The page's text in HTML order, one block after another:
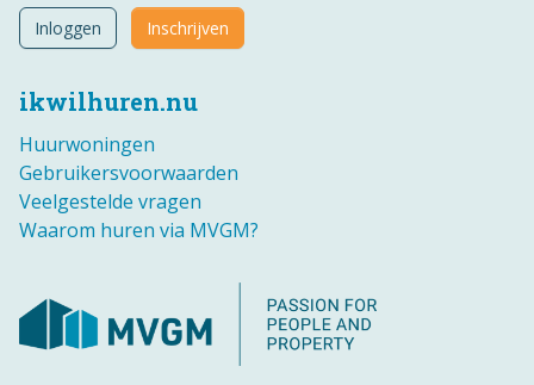
ikwilhuren.nu
Huurwoningen
Gebruikersvoorwaarden
Veelgestelde vragen
Waarom huren via MVGM?
Inloggen Inschrijven